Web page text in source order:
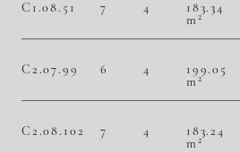
C1.08.51 7 4
183.34
m 2
C2.07.99 6 4
199.05
m 2
C2.08.102 7 4
183.24
m 2